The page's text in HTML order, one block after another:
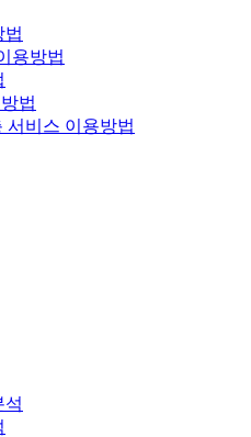
법
용방법
법
서비스 이용방법
석